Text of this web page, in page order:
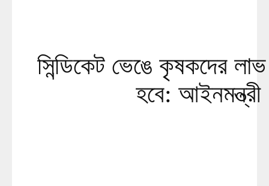
সিন্ডিকেট ভেঙে কৃষকদের লাভ
হবে: আইনমন্ত্রী